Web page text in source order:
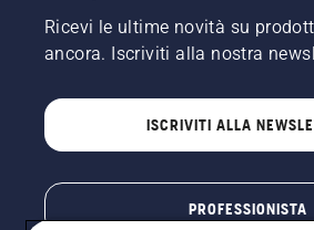
Ricevi le ultime novità su
ancora. Iscriviti alla nostra
ISCRIVITI ALLA
PROFESSIONISTA